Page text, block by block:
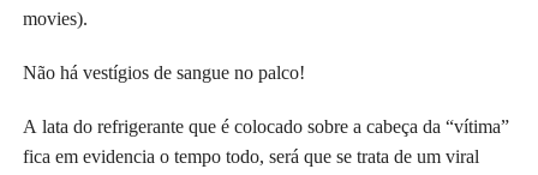
movies).
Não há vestígios de sangue no palco!
A lata do refrigerante que é colocado sobre a cabeça da “vítima”
fica em evidencia o tempo todo, será que se trata de um viral